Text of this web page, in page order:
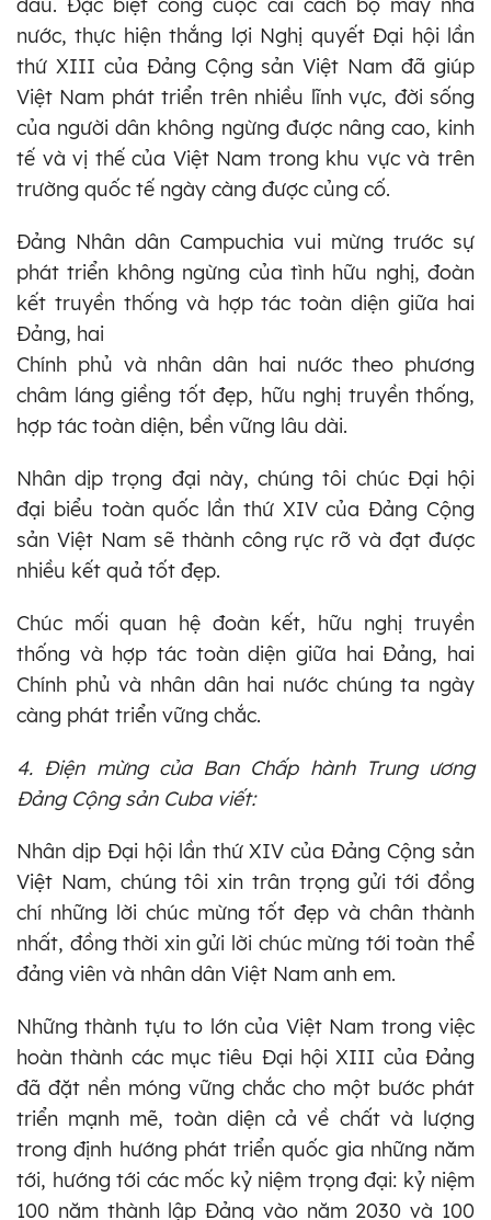
nước, thực hiện thắng lợi Nghị quyết Đại hội lần
thứ XIII của Đảng Cộng sản Việt Nam đã giúp
Việt Nam phát triển trên nhiều lĩnh vực, đời sống
của người dân không ngừng được nâng cao, kinh
tế và vị thế của Việt Nam trong khu vực và trên
trường quốc tế ngày càng được củng cố.
Đảng Nhân dân Campuchia vui mừng trước sự
phát triển không ngừng của tình hữu nghị, đoàn
kết truyền thống và hợp tác toàn diện giữa hai
Đảng, hai
Chính phủ và nhân dân hai nước theo phương
châm láng giềng tốt đẹp, hữu nghị truyền thống,
hợp tác toàn diện, bền vững lâu dài.
Nhân dịp trọng đại này, chúng tôi chúc Đại hội
đại biểu toàn quốc lần thứ XIV của Đảng Cộng
sản Việt Nam sẽ thành công rực rỡ và đạt được
nhiều kết quả tốt đẹp.
Chúc mối quan hệ đoàn kết, hữu nghị truyền
thống và hợp tác toàn diện giữa hai Đảng, hai
Chính phủ và nhân dân hai nước chúng ta ngày
càng phát triển vững chắc.
4. Điện mừng của Ban Chấp hành Trung ương
Đảng Cộng sản Cuba viết:
Nhân dịp Đại hội lần thứ XIV của Đảng Cộng sản
Việt Nam, chúng tôi xin trân trọng gửi tới đồng
chí những lời chúc mừng tốt đẹp và chân thành
nhất, đồng thời xin gửi lời chúc mừng tới toàn thể
đảng viên và nhân dân Việt Nam anh em.
Những thành tựu to lớn của Việt Nam trong việc
hoàn thành các mục tiêu Đại hội XIII của Đảng
đã đặt nền móng vững chắc cho một bước phát
triển mạnh mẽ, toàn diện cả về chất và lượng
trong định hướng phát triển quốc gia những năm
tới, hướng tới các mốc kỷ niệm trọng đại: kỷ niệm
100 năm thành lập Đảng vào năm 2030 và 100